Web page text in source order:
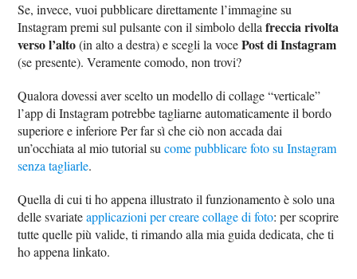
Se, invece, vuoi pubblicare direttamente l’immagine su
Instagram premi sul pulsante con il simbolo dellafreccia rivolta
verso l’alto(in alto a destra) e scegli la vocePost di Instagram
(se presente). Veramente comodo, non trovi?
Qualora dovessi aver scelto un modello di collage “verticale”
l’app di Instagram potrebbe tagliarne automaticamente il bordo
superiore e inferiore Per far sì che ciò non accada dai
un’occhiata al mio tutorial sucome pubblicare foto su Instagram
senza tagliarle.
Quella di cui ti ho appena illustrato il funzionamento è solo una
delle svariateapplicazioni per creare collage di foto: per scoprire
tutte quelle più valide, ti rimando alla mia guida dedicata, che ti
ho appena linkato.